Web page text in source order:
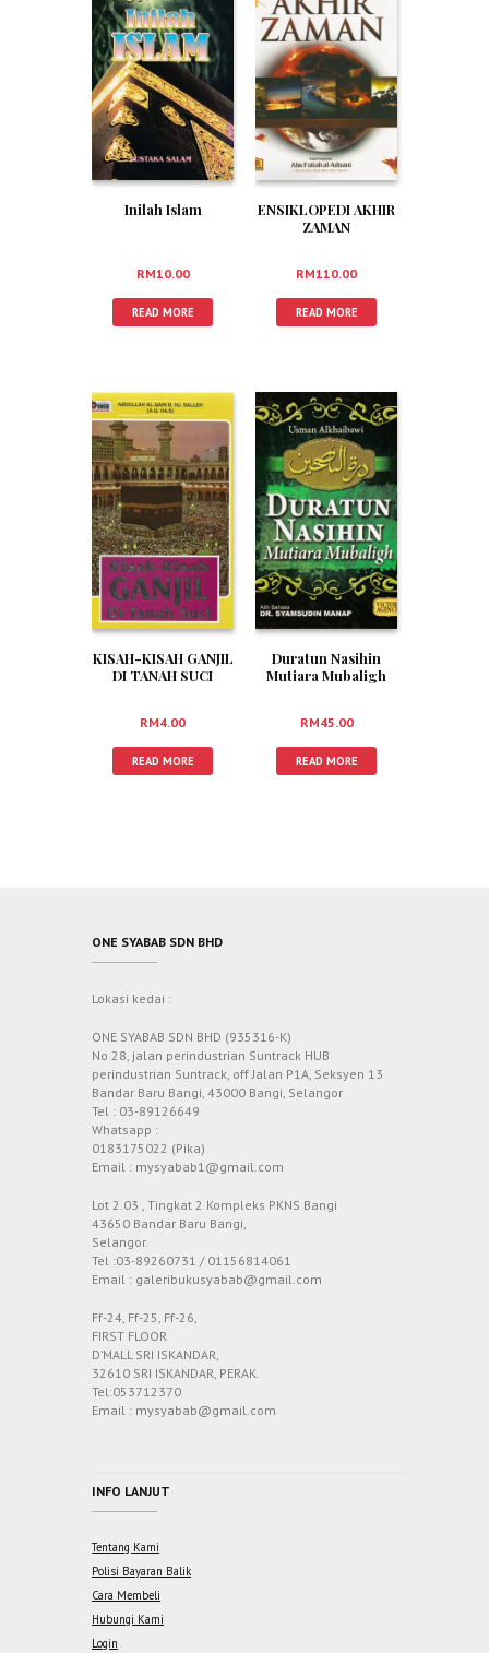
Inilah Islam
RM10.00
READ MORE
ENSIKLOPEDI AKHIR
ZAMAN
RM110.00
READ MORE
KISAH-KISAH GANJIL
DI TANAH SUCI
RM4.00
READ MORE
Duratun Nasihin
Mutiara Mubaligh
RM45.00
READ MORE
ONE SYABAB SDN BHD
Lokasi kedai :
ONE SYABAB SDN BHD (935316-K)
No 28, jalan perindustrian Suntrack HUB
perindustrian Suntrack, off Jalan P1A, Seksyen 13
Bandar Baru Bangi, 43000 Bangi, Selangor
Tel : 03-89126649
Whatsapp :
0183175022 (Pika)
Email : mysyabab1@gmail.com
Lot 2.03 , Tingkat 2 Kompleks PKNS Bangi
43650 Bandar Baru Bangi,
Selangor.
Tel :03-89260731 / 01156814061
Email : galeribukusyabab@gmail.com
Ff-24, Ff-25, Ff-26,
FIRST FLOOR
D’MALL SRI ISKANDAR,
32610 SRI ISKANDAR, PERAK.
Tel:053712370
Email : mysyabab@gmail.com
INFO LANJUT
Tentang Kami
Polisi Bayaran Balik
Cara Membeli
Hubungi Kami
Login